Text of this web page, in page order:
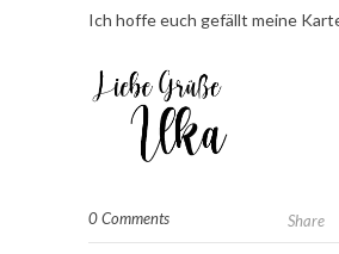
Ich hoffe euch gefällt meine
0 Comments Share